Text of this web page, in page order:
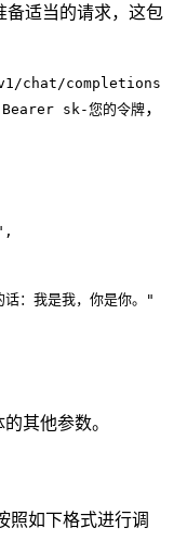
备适当的请求，这包
chat/completions
sk-您的令牌，
,
话：我是我，你是你。"
其他参数。
照如下格式进行调